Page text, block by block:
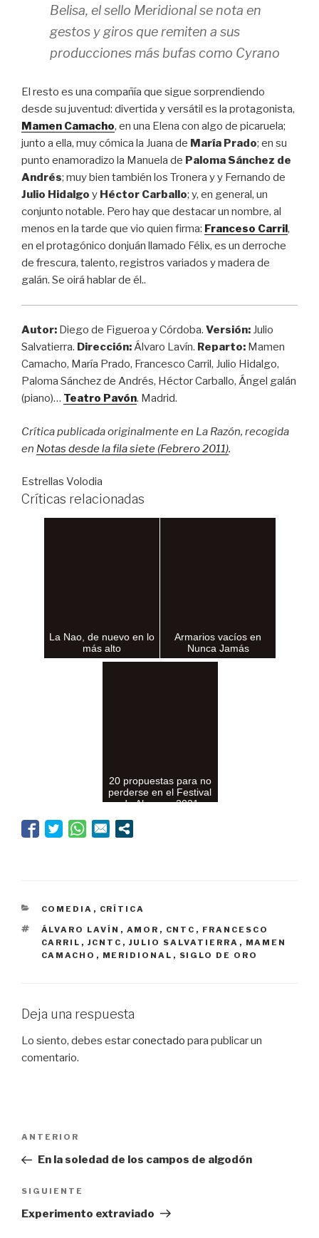
Belisa, el sello Meridional se nota en
gestos y giros que remiten a sus
producciones más bufas como Cyrano
El resto es una compañía que sigue sorprendiendo
desde su juventud: divertida y versátil es la protagonista,
Mamen Camacho, en una Elena con algo de picaruela;
junto a ella, muy cómica la Juana de María Prado; en su
punto enamoradizo la Manuela de Paloma Sánchez de
Andrés; muy bien también los Tronera y y Fernando de
Julio Hidalgo y Héctor Carballo; y, en general, un
conjunto notable. Pero hay que destacar un nombre, al
menos en la tarde que vio quien firma: Franceso Carril,
en el protagónico donjuán llamado Félix, es un derroche
de frescura, talento, registros variados y madera de
galán. Se oirá hablar de él..
Autor: Diego de Figueroa y Córdoba. Versión: Julio
Salvatierra. Dirección:Álvaro Lavín. Reparto: Mamen
Camacho, María Prado, Francesco Carril, Julio Hidalgo,
Paloma Sánchez de Andrés, Héctor Carballo, Ángel galán
(piano)… Teatro Pavón. Madrid.
Crítica publicada originalmente en La Razón, recogida
en Notas desde la fila siete (Febrero 2011).
Estrellas Volodia
Críticas relacionadas
La Nao, de nuevo en lo
más alto
Armarios vacíos en
Nunca Jamás
20 propuestas para no
perderse en el Festival
de Almagro 2021
CATEGORÍAS
COMEDIA , CRÍTICA
ETIQUETAS
ÁLVARO LAVÍN , AMOR , CNTC , FRANCESCO
CARRIL , JCNTC , JULIO SALVATIERRA , MAMEN
CAMACHO , MERIDIONAL , SIGLO DE ORO
Deja una respuesta
Lo siento, debes estarconectado para publicar un
comentario.
entradas
Entrada
anterior:
ANTERIOR
En la soledad de los campos de algodón
Siguiente
entrada
SIGUIENTE
Experimento extraviado